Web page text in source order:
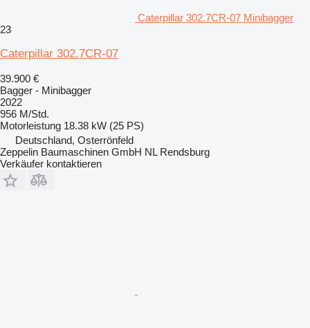
Caterpillar 302.7CR-07 Minibagger
23
Caterpillar 302.7CR-07
39.900 €
Bagger - Minibagger
2022
956 M/Std.
Motorleistung 18.38 kW (25 PS)
Deutschland, Osterrönfeld
Zeppelin Baumaschinen GmbH NL Rendsburg
Verkäufer kontaktieren